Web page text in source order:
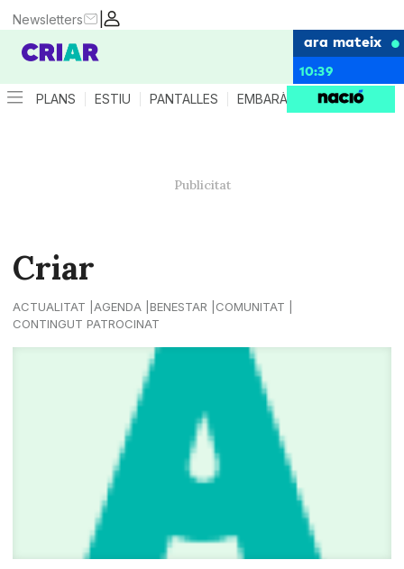
|
Newsletters
ara mateix
10:39
PLANS ESTIU PANTALLES EMBARÀS CRIANÇA
Criar
ACTUALITAT AGENDA BENESTAR
COMUNITAT
CONTINGUT PATROCINAT